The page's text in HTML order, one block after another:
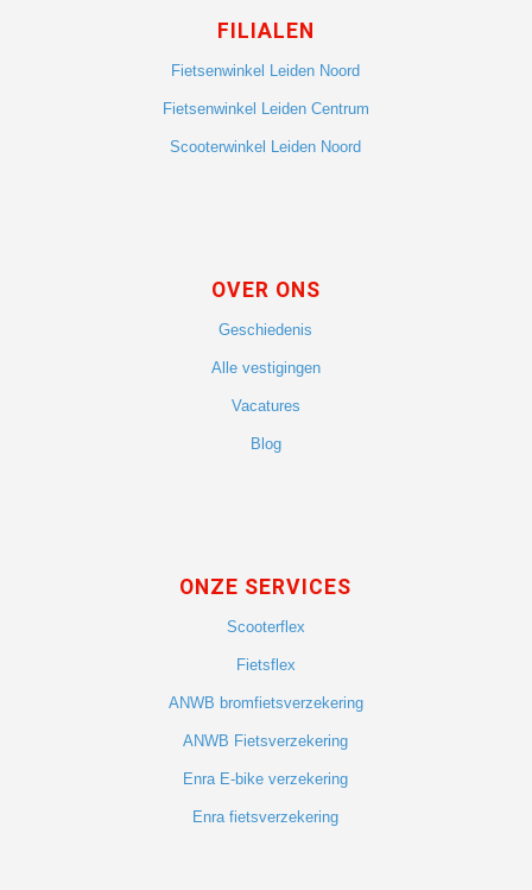
FILIALEN
Fietsenwinkel Leiden Noord
Fietsenwinkel Leiden Centrum
Scooterwinkel Leiden Noord
OVER ONS
Geschiedenis
Alle vestigingen
Vacatures
Blog
ONZE SERVICES
Scooterflex
Fietsflex
ANWB bromfietsverzekering
ANWB Fietsverzekering
Enra E-bike verzekering
Enra fietsverzekering